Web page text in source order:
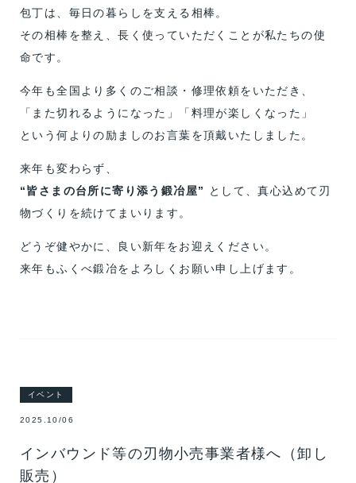
包丁は、毎日の暮らしを支える相棒。
その相棒を整え、長く使っていただくことが私たちの使
命です。
今年も全国より多くのご相談・修理依頼をいただき、
「また切れるようになった」「料理が楽しくなった」
という何よりの励ましのお言葉を頂戴いたしました。
来年も変わらず、
“皆さまの台所に寄り添う鍛冶屋”
として、真心込めて刃
物づくりを続けてまいります。
どうぞ健やかに、良い新年をお迎えください。
来年もふくべ鍛冶をよろしくお願い申し上げます。
イベント
2025.10/06
インバウンド等の刃物小売事業者様へ（卸し
販売）